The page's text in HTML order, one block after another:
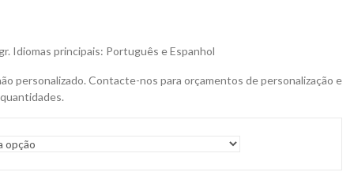
Idiomas principais: Português e Espanhol
personalizado. Contacte-nos para orçamentos de personalização e